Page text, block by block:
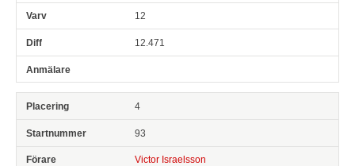
12
12.471
4
93
Victor Israelsson